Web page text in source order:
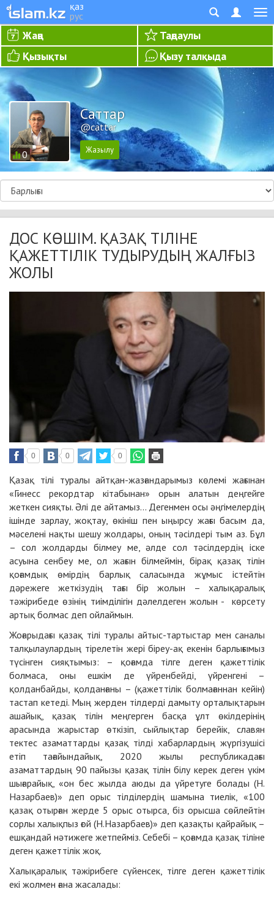
қаз
рус
Жаңа
Таңдаулы
Қызықты
Қызу талқыда
0
Cаттар
@cattar
ДОС КӨШІМ. ҚАЗАҚ ТІЛІНЕ
ҚАЖЕТТІЛІК ТУДЫРУДЫҢ ЖАЛҒЫЗ
ЖОЛЫ
0 0 0
Қазақ тілі туралы айтқан-жазғандарымыз көлемі жағынан
«Гинесс рекордтар кітабынан» орын алатын деңгейге
жеткен сияқты. Әлі де айтамыз... Дегенмен осы әңгімелердің
ішінде зарлау, жоқтау, өкініш пен ыңырсу жағы басым да,
мәселені нақты шешу жолдары, оның тәсілдері тым аз. Бұл
– сол жолдарды білмеу ме, әлде сол тәсілдердің іске
асуына сенбеу ме, ол жағын білмеймін, бірақ қазақ тілін
қоғамдық өмірдің барлық саласында жұмыс істейтін
дәрежеге жеткізудің тағы бір жолын – халықаралық
тәжірибеде өзінің тиімділігін дәлелдеген жолын - көрсету
артық болмас деп ойлаймын.
Жоғарыдағы қазақ тілі туралы айтыс-тартыстар мен саналы
талқылаулардың тірелетін жері біреу-ақ екенін барлығымыз
түсінген сияқтымыз: – қоғамда тілге деген қажеттілік
болмаса, оны ешкім де үйренбейді, үйренгені –
қолданбайды , қолданғаны – (қажеттілік болмағаннан кейін)
тастап кетеді. Мың жерден тілдерді дамыту орталықтарын
ашайық, қазақ тілін меңгерген басқа ұлт өкілдерінің
арасында жарыстар өткізіп, сыйлықтар берейік, славян
тектес азаматтарды қазақ тілді хабарлардың жүргізушісі
етіп тағайындайық, 2020 жылы республикадағы
азаматтардың 90 пайызы қазақ тілін білу керек деген үкім
шығарайық, «он бес жылда аюды да үйретуге болады (Н.
Назарбаев)» деп орыс тілділердің шамына тиелік, «100
қазақ отырған жерде 5 орыс отырса, біз орысша сөйлейтін
сорлы халықпыз ғой (Н.Назарбаев)» деп қазақты қайрайық –
ешқандай нәтижеге жетпейміз. Себебі – қоғамда қазақ тіліне
деген қажеттілік жоқ.
Халықаралық тәжірибеге сүйенсек, тілге деген қажеттілік
екі жолмен ғана жасалады: